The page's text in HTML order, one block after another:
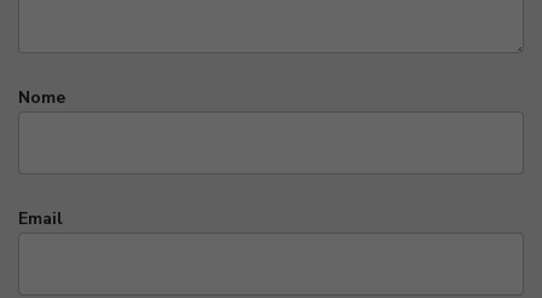
Nome
Email